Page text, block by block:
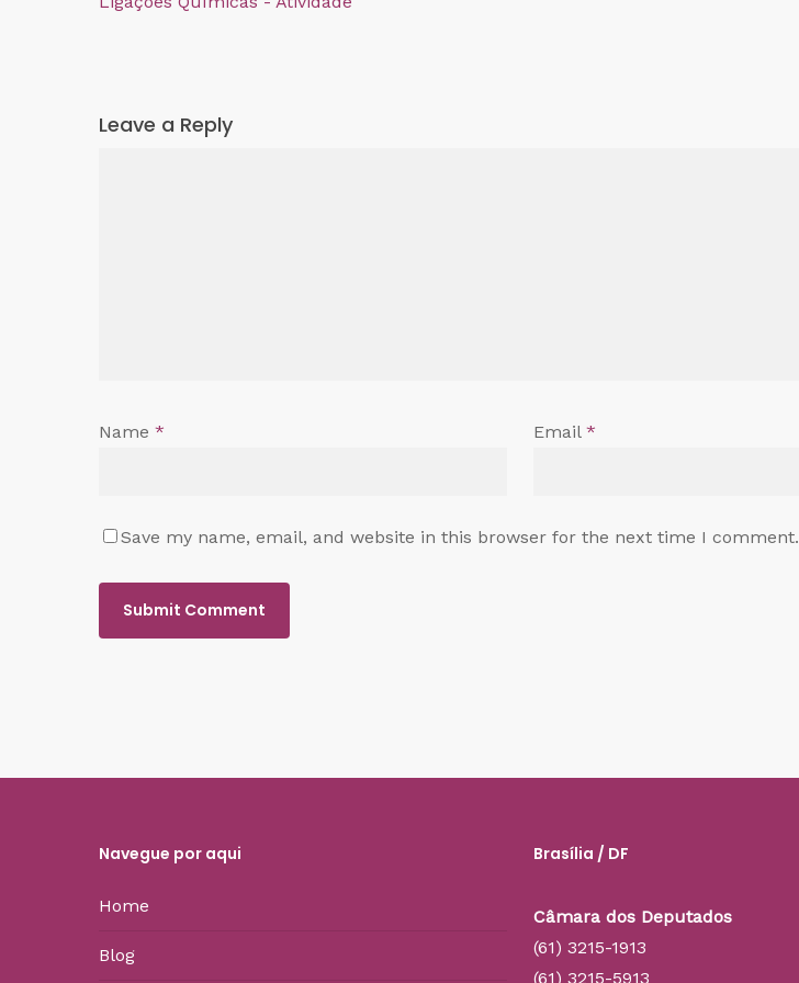
Leave a Reply
Name * Email *
Save my name, email, and website in this browser for the next time I comment.
Navegue por aqui
Home
Blog
Brasília / DF
Câmara dos Deputados
(61) 3215-1913
(61) 3215-5913